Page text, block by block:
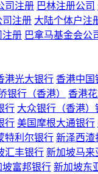
司注册 巴林注册公司
司注册 大陆个体户注
注册 巴拿马基金会公
港光大银行 香港中国
银行（香港） 香港
行 大众银行（香港）
行 美国摩根大通银行
特利尔银行 新泽西渣
汇丰银行 新加坡马来
坡富邦银行 新加坡东